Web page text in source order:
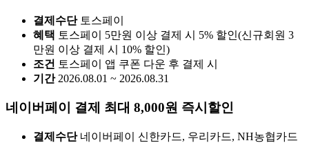
결제수단 토스페이
혜택 토스페이 5만원 이상 결제 시 5% 할인(신규회원 3
만원 이상 결제 시 10% 할인)
조건 토스페이 앱 쿠폰 다운 후 결제 시
기간 2026.08.01 ~ 2026.08.31
네이버페이 결제 최대 8,000원 즉시할인
결제수단 네이버페이 신한카드, 우리카드, NH농협카드